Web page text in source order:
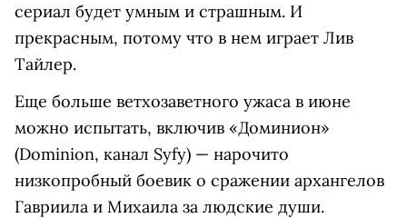
сериал будет умным и страшным. И
прекрасным, потому что в нем играет Лив
Тайлер.
Еще больше ветхозаветного ужаса в июне
можно испытать, включив «Доминион»
(Dominion, канал Syfy) — нарочито
низкопробный боевик о сражении архангелов
Гавриила и Михаила за людские души.